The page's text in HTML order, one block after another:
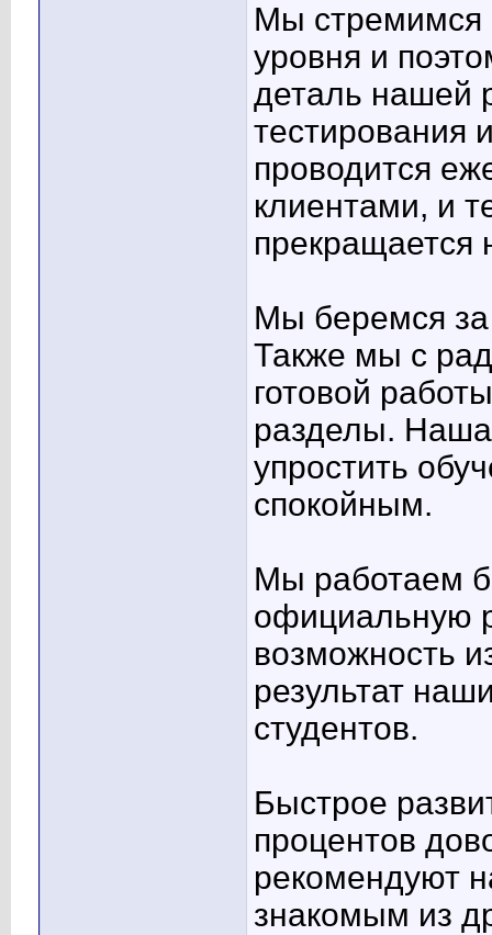
Мы стремимся
уровня и
деталь нашей
тестирования
проводится
клиентами, и
прекращается
Мы беремся за
Также мы с
готовой
разделы.
упростить
спокойным.
Мы работаем
официальную
возможность
результат
студентов.
Быстрое
процентов
рекомендуют
знакомым из